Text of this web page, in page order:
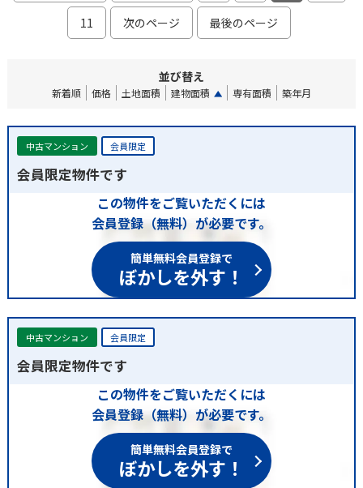
11 次のページ 最後のページ
並び替え
新着順 価格 土地面積 建物面積 専有面積 築年月
中古マンション 会員限定
会員限定物件です
この物件をご覧いただくには
会員登録（無料）が必要です。
簡単無料会員登録で
ぼかしを外す！
中古マンション 会員限定
会員限定物件です
この物件をご覧いただくには
会員登録（無料）が必要です。
簡単無料会員登録で
ぼかしを外す！